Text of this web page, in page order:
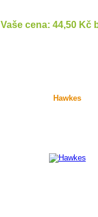
Vaše cena: 44,50 Kč
Hawkes